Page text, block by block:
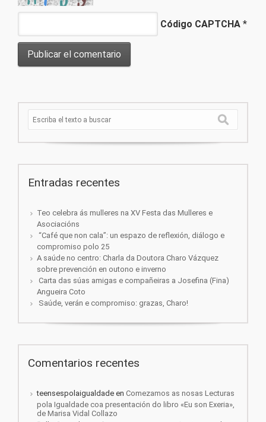
Código CAPTCHA *
Entradas recentes
Teo celebra ás mulleres na XV Festa das Mulleres e
Asociacións
“Café que non cala”: un espazo de reflexión, diálogo e
compromiso polo 25
A saúde no centro: Charla da Doutora Charo Vázquez
sobre prevención en outono e inverno
Carta das súas amigas e compañeiras a Josefina (Fina)
Angueira Coto
Saúde, verán e compromiso: grazas, Charo!
Comentarios recentes
teensespolaigualdade en Comezamos as nosas Lecturas
pola Igualdade coa presentación do libro «Eu son Exeria»,
de Marisa Vidal Collazo